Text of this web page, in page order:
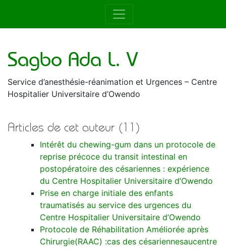
Auteur de la RAMUR
Sagbo Ada L. V
Service d’anesthésie-réanimation et Urgences – Centre
Hospitalier Universitaire d’Owendo
Articles de cet auteur (11)
Intérêt du chewing-gum dans un protocole de
reprise précoce du transit intestinal en
postopératoire des césariennes : expérience
du Centre Hospitalier Universitaire d’Owendo
Prise en charge initiale des enfants
traumatisés au service des urgences du
Centre Hospitalier Universitaire d’Owendo
Protocole de Réhabilitation Améliorée après
Chirurgie(RAAC) :cas des césariennesaucentre